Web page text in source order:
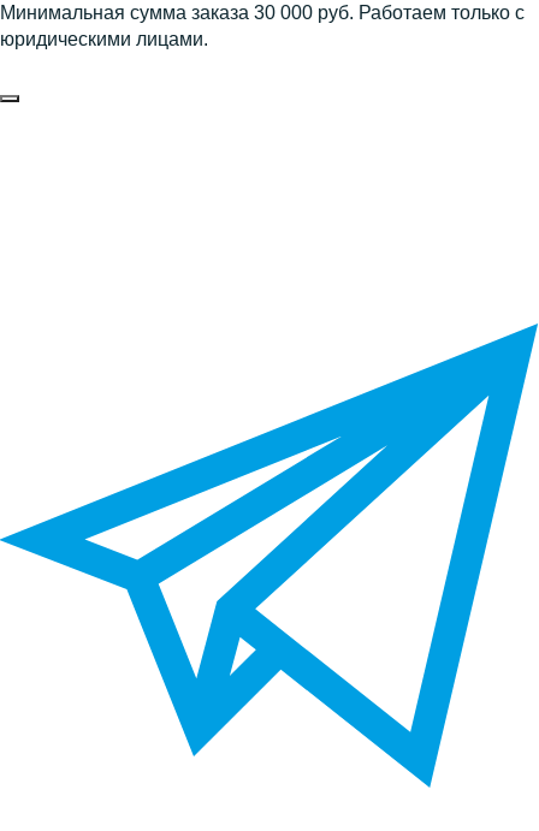
Минимальная сумма заказа 30 000 руб. Работаем только с
юридическими лицами.